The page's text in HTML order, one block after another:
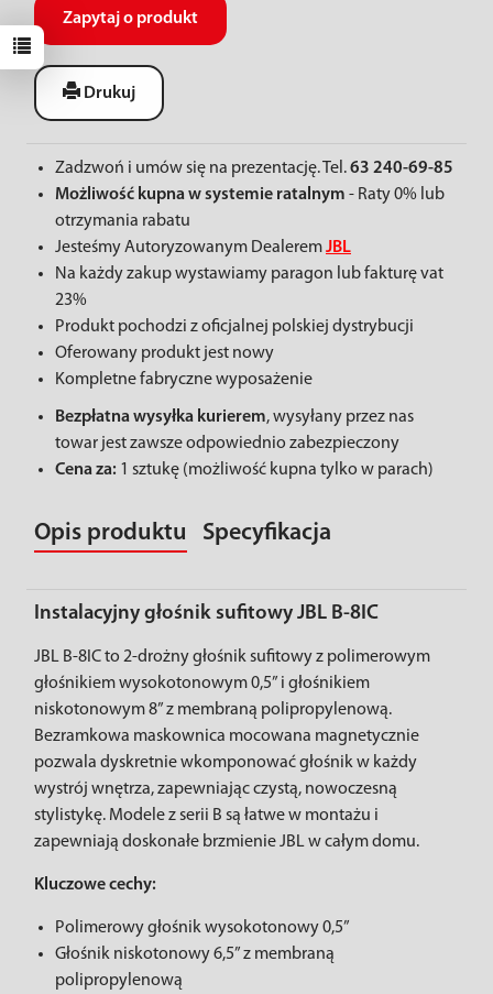
Zapytaj o produkt
Drukuj
Zadzwoń i umów się na prezentację. Tel.63 240-69-85
Możliwość kupna w systemie ratalnym - Raty 0% lub
otrzymania rabatu
Jesteśmy Autoryzowanym DealeremJBL
Na każdy zakup wystawiamy paragon lub fakturę vat
23%
Produkt pochodzi z oficjalnej polskiej dystrybucji
Oferowany produkt jest nowy
Kompletne fabryczne wyposażenie
Bezpłatna wysyłka kurierem, wysyłany przez nas
towar jest zawsze odpowiednio zabezpieczony
Cena za: 1 sztukę (możliwość kupna tylko w parach)
Opis produktu Specyfikacja
Instalacyjny głośnik sufitowy JBL B-8IC
JBL B-8IC to 2-drożny głośnik sufitowy z polimerowym
głośnikiem wysokotonowym 0,5” i głośnikiem
niskotonowym 8” z membraną polipropylenową.
Bezramkowa maskownica mocowana magnetycznie
pozwala dyskretnie wkomponować głośnik w każdy
wystrój wnętrza, zapewniając czystą, nowoczesną
stylistykę. Modele z serii B są łatwe w montażu i
zapewniają doskonałe brzmienie JBL w całym domu.
Kluczowe cechy:
Polimerowy głośnik wysokotonowy 0,5”
Głośnik niskotonowy 6,5” z membraną
polipropylenową